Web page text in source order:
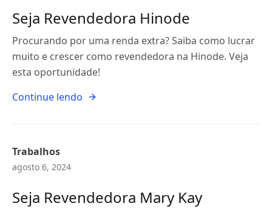
Seja Revendedora Hinode
Procurando por uma renda extra? Saiba como lucrar
muito e crescer como revendedora na Hinode. Veja
esta oportunidade!
Continue lendo
Trabalhos
agosto 6, 2024
Seja Revendedora Mary Kay